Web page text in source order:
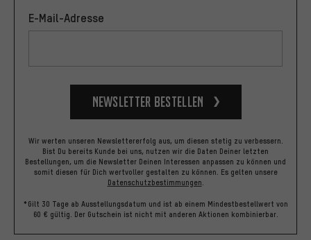
E-Mail-Adresse
Newsletter bestellen
Wir werten unseren Newslettererfolg aus, um diesen stetig zu verbessern.
Bist Du bereits Kunde bei uns, nutzen wir die Daten Deiner letzten
Bestellungen, um die Newsletter Deinen Interessen anpassen zu können und
somit diesen für Dich wertvoller gestalten zu können. Es gelten unsere
Datenschutzbestimmungen.
*Gilt 30 Tage ab Ausstellungsdatum und ist ab einem Mindestbestellwert von
60 € gültig. Der Gutschein ist nicht mit anderen Aktionen kombinierbar.